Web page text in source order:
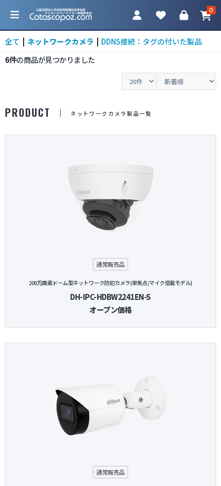
0
全て ネットワークカメラ
DDNS接続：タグの付いた製品
6件の商品が見つかりました
PRODUCT ネットワークカメラ製品一覧
通常販売品
200万画素ドーム型ネットワーク防犯カメラ(単焦点/マイク搭載モデル)
DH-IPC-HDBW2241EN-S
オープン価格
通常販売品
防犯カメラ
アクセサリ
調査機器
お気に入り
ホームに戻る